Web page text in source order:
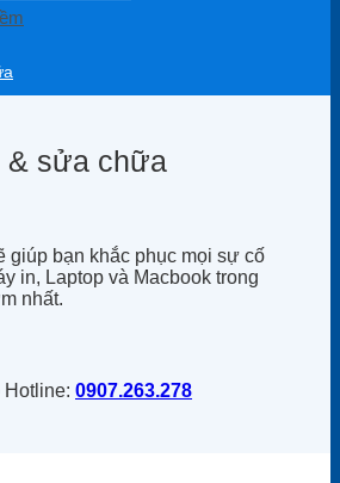
& sửa chữa
giúp bạn khắc phục mọi sự cố
in, Laptop và Macbook trong
nhất.
Hotline: 0907.263.278